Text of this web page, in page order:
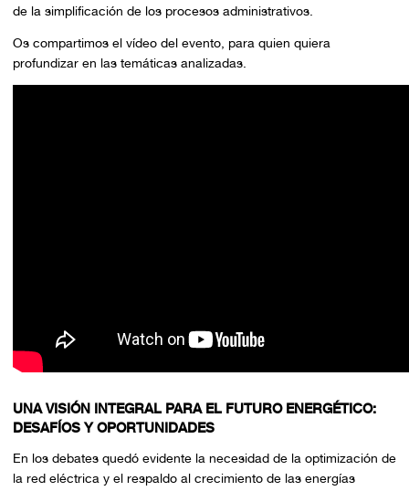
de la simplificación de los procesos administrativos.
Os compartimos el vídeo del evento, para quien quiera
profundizar en las temáticas analizadas.
UNA VISIÓN INTEGRAL PARA EL FUTURO ENERGÉTICO:
DESAFÍOS Y OPORTUNIDADES
En los debates quedó evidente la necesidad de la optimización de
la red eléctrica y el respaldo al crecimiento de las energías